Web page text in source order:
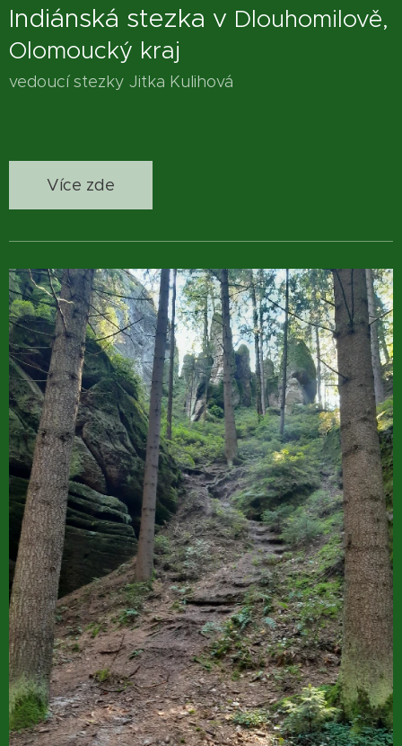
Indiánská stezka v Dlouhomilově,
Olomoucký kraj
vedoucí stezky Jitka Kulihová
Více zde